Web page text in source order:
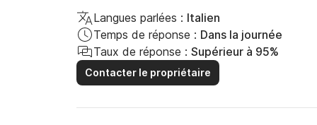
Pour des raisons de sécurité, toute
pouvant compromettre la navigation n'est
En cas de conditions dangereuses, la
---
Langues parlées : Italien
Temps de réponse : Dans la journée
Taux de réponse : Supérieur à 95%
Contacter le propriétaire